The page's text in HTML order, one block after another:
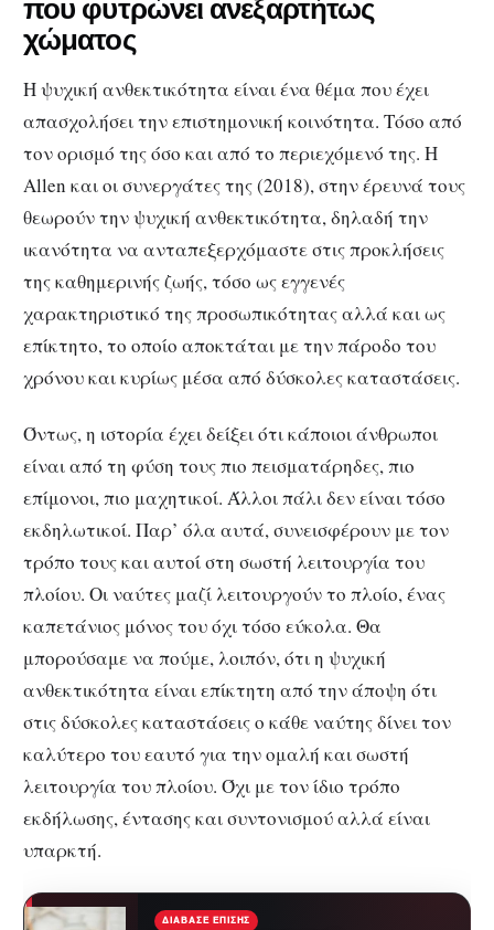
που φυτρώνει ανεξαρτήτως
χώματος
Η ψυχική ανθεκτικότητα είναι ένα θέμα που έχει
απασχολήσει την επιστημονική κοινότητα. Τόσο από
τον ορισμό της όσο και από το περιεχόμενό της. Η
Allen και οι συνεργάτες της (2018), στην έρευνά τους
θεωρούν την ψυχική ανθεκτικότητα, δηλαδή την
ικανότητα να ανταπεξερχόμαστε στις προκλήσεις
της καθημερινής ζωής, τόσο ως εγγενές
χαρακτηριστικό της προσωπικότητας αλλά και ως
επίκτητο, το οποίο αποκτάται με την πάροδο του
χρόνου και κυρίως μέσα από δύσκολες καταστάσεις.
Όντως, η ιστορία έχει δείξει ότι κάποιοι άνθρωποι
είναι από τη φύση τους πιο πεισματάρηδες, πιο
επίμονοι, πιο μαχητικοί. Άλλοι πάλι δεν είναι τόσο
εκδηλωτικοί. Παρ’ όλα αυτά, συνεισφέρουν με τον
τρόπο τους και αυτοί στη σωστή λειτουργία του
πλοίου. Οι ναύτες μαζί λειτουργούν το πλοίο, ένας
καπετάνιος μόνος του όχι τόσο εύκολα. Θα
μπορούσαμε να πούμε, λοιπόν, ότι η ψυχική
ανθεκτικότητα είναι επίκτητη από την άποψη ότι
στις δύσκολες καταστάσεις ο κάθε ναύτης δίνει τον
καλύτερο του εαυτό για την ομαλή και σωστή
λειτουργία του πλοίου. Όχι με τον ίδιο τρόπο
εκδήλωσης, έντασης και συντονισμού αλλά είναι
υπαρκτή.
ΔΙΆΒΑΣΕ ΕΠΊΣΗΣ